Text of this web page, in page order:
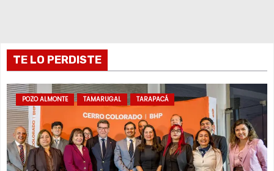
a
d
a
s
TE LO PERDISTE
POZO ALMONTE TAMARUGAL TARAPACÁ